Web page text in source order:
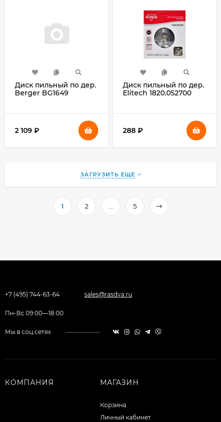
Диск пильный по дер.
Berger BG1649
2 109 ₽
Диск пильный по дер.
Elitech 1820.052700
288 ₽
ЗАГРУЗИТЬ ЕЩЕ
1 2 5
+7 (495) 744-63-64 sales@rasdva.ru
Пн-Вс 09:00—18:00
Мы в соц.сетях
КОМПАНИЯ МАГАЗИН
Корзина
Личный кабинет